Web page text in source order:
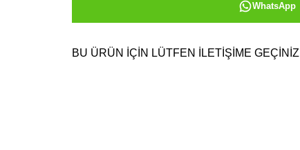
BU ÜRÜN İÇİN LÜTFEN İLETİŞİME GEÇİNİZ
WhatsApp